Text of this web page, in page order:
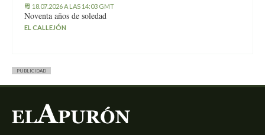
18.07.2026 A LAS 14:03 GMT
Noventa años de soledad
EL CALLEJÓN
PUBLICIDAD